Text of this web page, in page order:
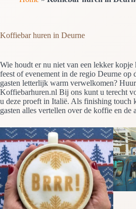
Koffiebar huren in Deurne
Wie houdt er nu niet van een lekker kopje
feest of evenement in de regio Deurne
gasten letterlijk warm verwelkomen?
Koffiebarhuren.nl Bij ons kunt u terecht
u deze proeft in Italië. Als finishing touch
gasten alles vertellen over de koffie en de